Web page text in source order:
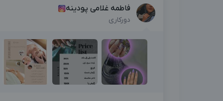
فاطمه غلامی پودینه
دورکاری